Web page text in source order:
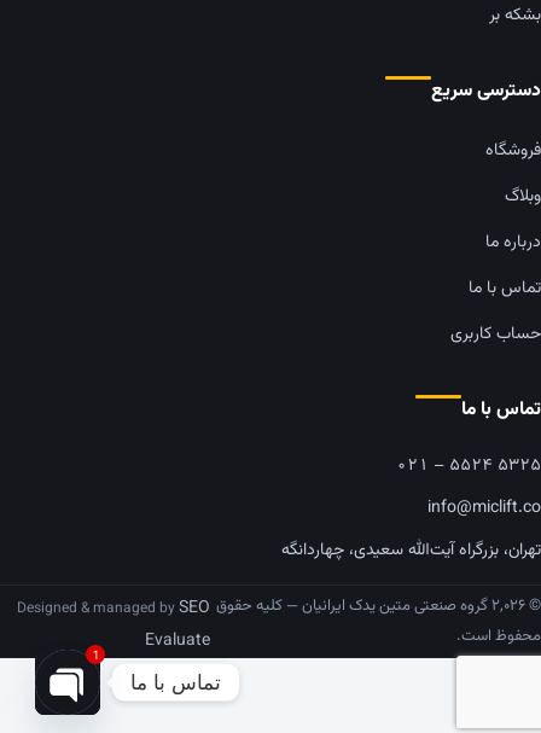
بشکه بر
دسترسی سریع
فروشگاه
وبلاگ
درباره ما
تماس با ما
حساب کاربری
تماس با ما
۰۲۱ – ۵۵۲۴ ۵۳۲۵
info@miclift.co
تهران، بزرگراه آیت‌الله سعیدی، چهاردانگه
© ۲,۰۲۶ گروه صنعتی متین یدک ایرانیان — کلیه حقوق
محفوظ است.
Designed & managed bySEO
Evaluate
تماس با ما
1